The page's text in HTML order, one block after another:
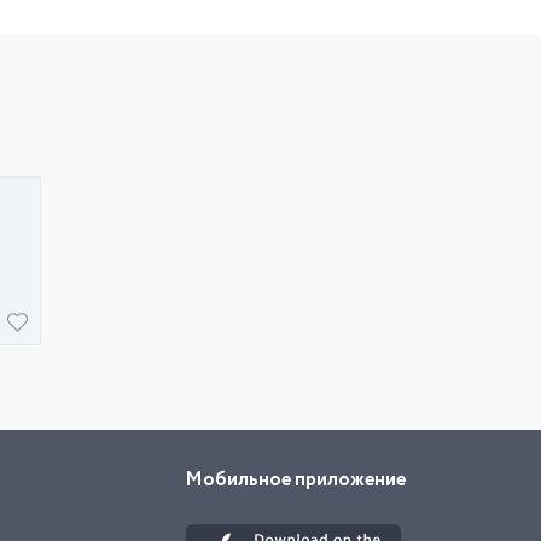
Мобильное приложение